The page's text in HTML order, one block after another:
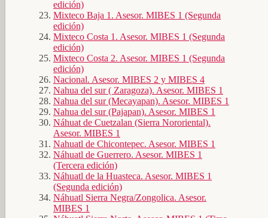
edición)
Mixteco Baja 1. Asesor. MIBES 1 (Segunda
edición)
Mixteco Costa 1. Asesor. MIBES 1 (Segunda
edición)
Mixteco Costa 2. Asesor. MIBES 1 (Segunda
edición)
Nacional. Asesor. MIBES 2 y MIBES 4
Nahua del sur ( Zaragoza). Asesor. MIBES 1
Nahua del sur (Mecayapan). Asesor. MIBES 1
Nahua del sur (Pajapan). Asesor. MIBES 1
Náhuat de Cuetzalan (Sierra Nororiental).
Asesor. MIBES 1
Nahuatl de Chicontepec. Asesor. MIBES 1
Náhuatl de Guerrero. Asesor. MIBES 1
(Tercera edición)
Náhuatl de la Huasteca. Asesor. MIBES 1
(Segunda edición)
Náhuatl Sierra Negra/Zongolica. Asesor.
MIBES 1